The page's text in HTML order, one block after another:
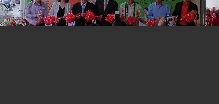
總統接受「法新社」（AFP）專訪內容
外交部長林佳龍於《外交事務》撰文指出：自由